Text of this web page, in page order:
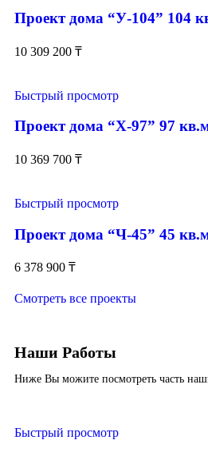
Проект дома “У-104” 104
10 309 200 ₸
Быстрый просмотр
Проект дома “Х-97” 97
10 369 700 ₸
Быстрый просмотр
Проект дома “Ч-45” 45
6 378 900 ₸
Смотреть все проекты
Наши Работы
Ниже Вы можите посмотреть часть
Быстрый просмотр